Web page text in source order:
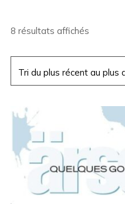
8 résultats affichés